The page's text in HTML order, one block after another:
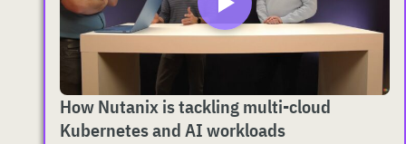
How Nutanix is tackling multi-cloud
Kubernetes and AI workloads